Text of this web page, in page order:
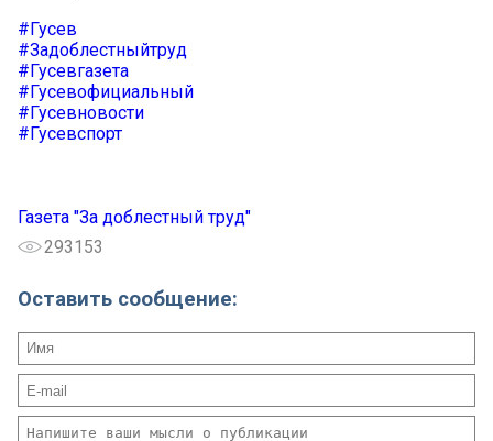
#Гусев
#Задоблестныйтруд
#Гусевгазета
#Гусевофициальный
#Гусевновости
#Гусевспорт
Газета "За доблестный труд"
293153
Оставить сообщение: